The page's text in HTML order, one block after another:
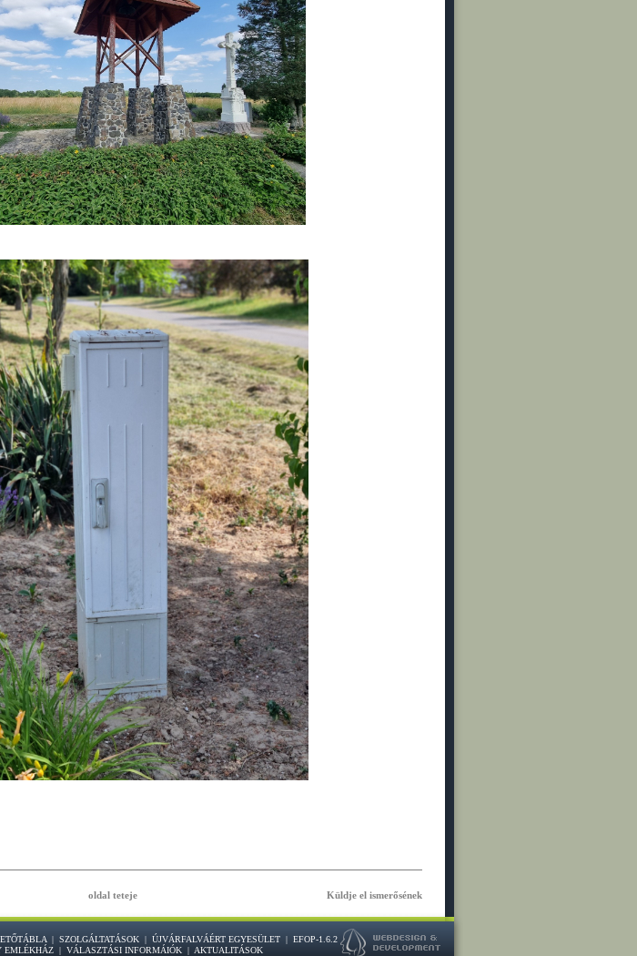
oldal teteje Küldje el ismerősének
| SZOLGÁLTATÁSOK | ÚJVÁRFALVÁÉRT EGYESÜLET | EFOP-1.6.2
EMLÉKHÁZ| VÁLASZTÁSI INFORMÁIÓK| AKTUALITÁSOK